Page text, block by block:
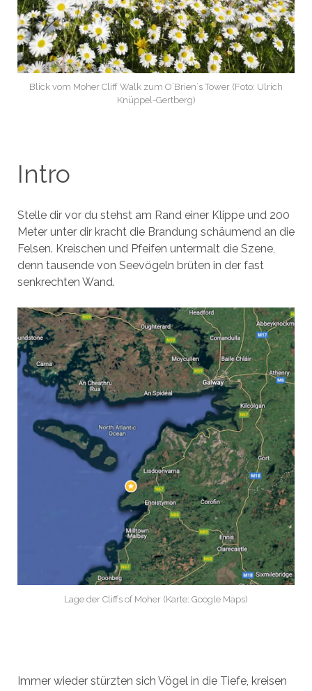
Blick vom Moher Cliff Walk zum O´Brien´s Tower (Foto: Ulrich
Knüppel-Gertberg)
Intro
Stelle dir vor du stehst am Rand einer Klippe und 200
Meter unter dir kracht die Brandung schäumend an die
Felsen. Kreischen und Pfeifen untermalt die Szene,
denn tausende von Seevögeln brüten in der fast
senkrechten Wand.
Lage der Cliffs of Moher (Karte: Google Maps)
Immer wieder stürzten sich Vögel in die Tiefe, kreisen